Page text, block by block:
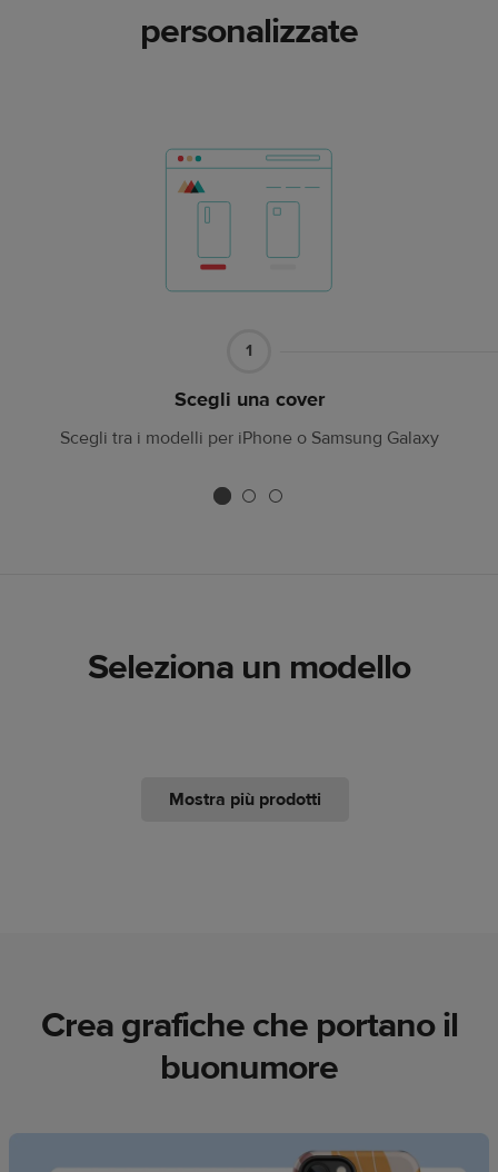
personalizzate
1
1
Scegli una cover
Scegli tra i modelli per iPhone o Samsung Galaxy
Seleziona un modello
Mostra più prodotti
Crea grafiche che portano il
buonumore